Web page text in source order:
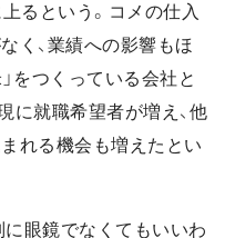
るという。コメの仕入
く、業績への影響もほ
をつくっている会社と
に就職希望者が増え、他
れる機会も増えたとい
に眼鏡でなくてもいいわ